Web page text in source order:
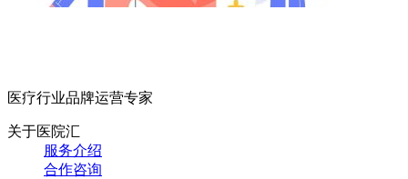
医疗行业品牌运营专家
关于医院汇
服务介绍
合作咨询